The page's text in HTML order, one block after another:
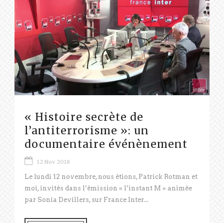
« Histoire secrète de
l’antiterrorisme »: un
documentaire événènement
12 Nov 2018
Le lundi 12 novembre, nous étions, Patrick Rotman et
moi, invités dans l’émission « l’instant M » animée
par Sonia Devillers, sur France Inter...